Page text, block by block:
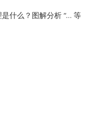
什么？图解分析 “… 等